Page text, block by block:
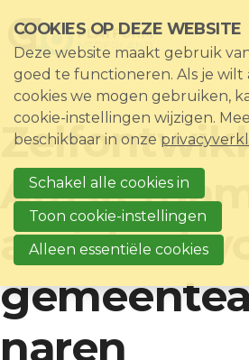
links
over
Direct
naar
het
Direct
naar
de
paginainhoud
assistent
naren
Home
De vereniging
Thema's
Impact
Nieuws &
Events
Lid worden?
Registreren
COOKIES OP DEZE WEBSITE
Deze website maakt gebruik
goed te functioneren. Als je wilt
cookies we mogen gebruiken,
cookie-instellingen wijzigen.
beschikbaar in onze
Schakel alle cookies in
Toon cookie-instellingen
Alleen essentiële cookies